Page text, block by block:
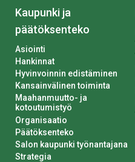
Kaupunki ja
päätöksenteko
Asiointi
Hankinnat
Hyvinvoinnin edistäminen
Kansainvälinen toiminta
Maahanmuutto- ja
kotoutumistyö
Organisaatio
Päätöksenteko
Salon kaupunki työnantajana
Strategia